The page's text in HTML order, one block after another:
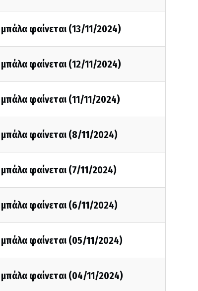
φαίνεται (13/11/2024)
φαίνεται (12/11/2024)
φαίνεται (11/11/2024)
φαίνεται (8/11/2024)
φαίνεται (7/11/2024)
φαίνεται (6/11/2024)
φαίνεται (05/11/2024)
φαίνεται (04/11/2024)